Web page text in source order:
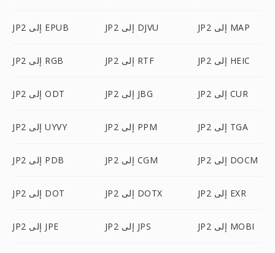
JP2 إلى EPUB JP2 إلى DJVU JP2 إلى MAP
JP2 إلى RGB JP2 إلى RTF JP2 إلى HEIC
JP2 إلى ODT JP2 إلى JBG JP2 إلى CUR
JP2 إلى UYVY JP2 إلى PPM JP2 إلى TGA
JP2 إلى PDB JP2 إلى CGM JP2 إلى DOCM
JP2 إلى DOT JP2 إلى DOTX JP2 إلى EXR
JP2 إلى JPE JP2 إلى JPS JP2 إلى MOBI